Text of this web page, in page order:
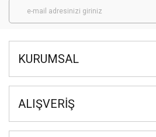
KURUMSAL
ALIŞVERİŞ